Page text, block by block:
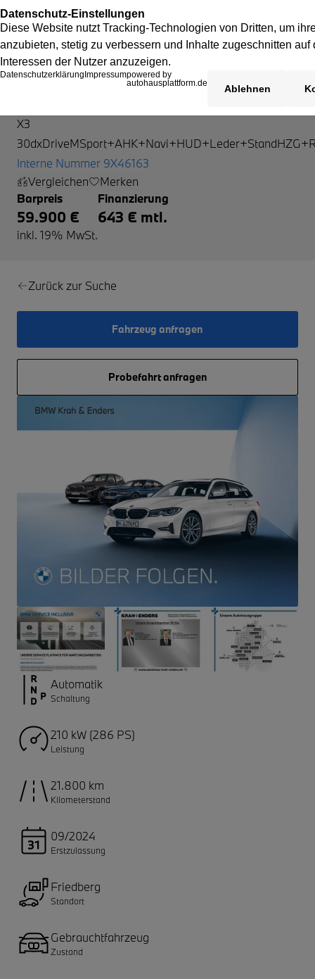
X3
Interne Nummer 9X46163
Vergleichen
Merken
Barpreis
59.900 €
inkl. 19% MwSt.
Finanzierung
643 € mtl.
Zurück zur Suche
Fahrzeug anfragen
Probefahrt anfragen
Automatik
Schaltung
210 kW (286 PS)
Leistung
21.800 km
Kilometerstand
09/2024
Erstzulassung
Friedberg
Standort
Gebrauchtfahrzeug
Zustand